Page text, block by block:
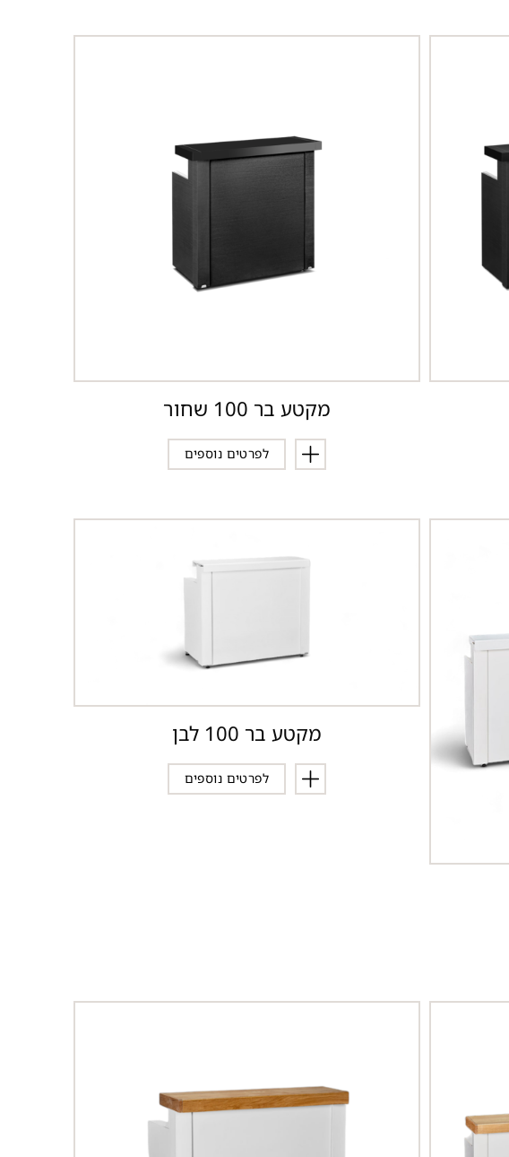
מקטע בר 100 שחור
לפרטים נוספים
מקטע בר 100 לבן
לפרטים נוספים